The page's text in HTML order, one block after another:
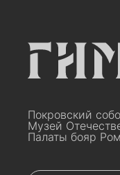
Покровский
Музей
Палаты бояр